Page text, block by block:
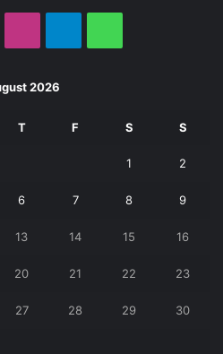
2026
T F S S
1 2
6 7 8 9
13 14 15 16
20 21 22 23
27 28 29 30